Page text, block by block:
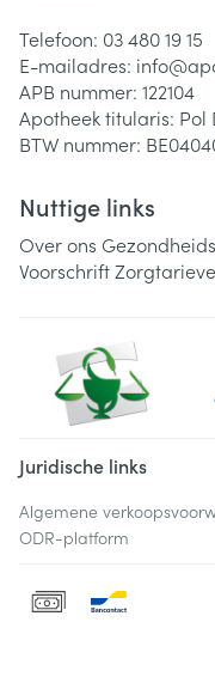
Telefoon: 03 480 19 15
E-mailadres: info@
APB nummer: 122104
Apotheek titularis: Pol
BTW nummer:
Nuttige links
Over ons
Voorschrift
Juridische links
Algemene
ODR-platform